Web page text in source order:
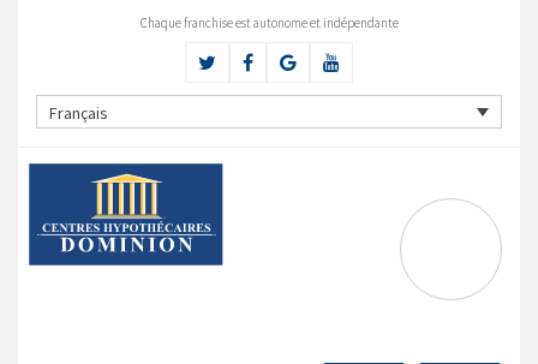
Chaque franchise est autonome et indépendante
Français